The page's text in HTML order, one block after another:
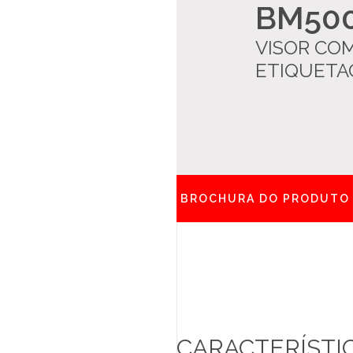
BROCHURA DO PRODUTO
VISOR